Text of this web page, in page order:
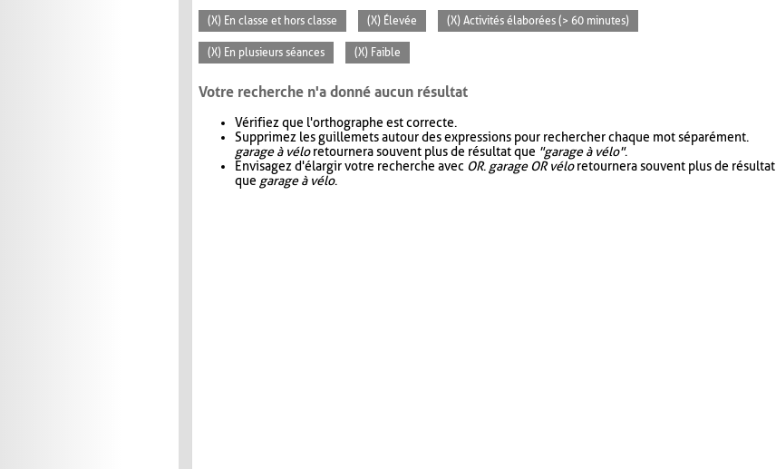
(X) En classe et hors classe (X) Élevée (X) Activités élaborées (> 60 minutes)
(X) En plusieurs séances (X) Faible
Votre recherche n'a donné aucun résultat
Vérifiez que l'orthographe est correcte.
Supprimez les guillemets autour des expressions pour rechercher chaque mot séparément.
garage à véloretournera souvent plus de résultat que "garage à vélo".
Envisagez d'élargir votre recherche avec OR. garage OR véloretournera souvent plus de résultat
que garage à vélo.